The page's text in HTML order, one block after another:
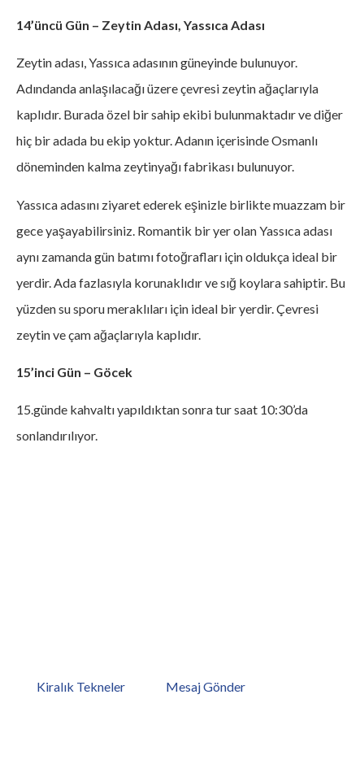
14’üncü Gün – Zeytin Adası, Yassıca Adası
Zeytin adası, Yassıca adasının güneyinde bulunuyor.
Adındanda anlaşılacağı üzere çevresi zeytin ağaçlarıyla
kaplıdır. Burada özel bir sahip ekibi bulunmaktadır ve diğer
hiç bir adada bu ekip yoktur. Adanın içerisinde Osmanlı
döneminden kalma zeytinyağı fabrikası bulunuyor.
Yassıca adasını ziyaret ederek eşinizle birlikte muazzam bir
gece yaşayabilirsiniz. Romantik bir yer olan Yassıca adası
aynı zamanda gün batımı fotoğrafları için oldukça ideal bir
yerdir. Ada fazlasıyla korunaklıdır ve sığ koylara sahiptir. Bu
yüzden su sporu meraklıları için ideal bir yerdir. Çevresi
zeytin ve çam ağaçlarıyla kaplıdır.
15’inci Gün – Göcek
15.günde kahvaltı yapıldıktan sonra tur saat 10:30’da
sonlandırılıyor.
Kiralık Tekneler
Mesaj Gönder